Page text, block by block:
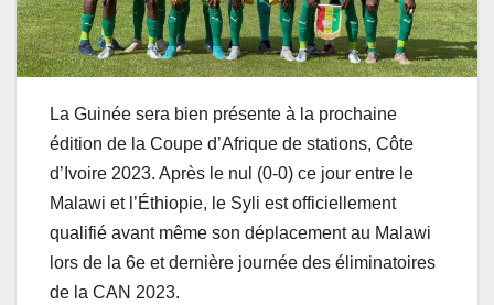
La Guinée sera bien présente à la prochaine
édition de la Coupe d’Afrique de stations, Côte
d’Ivoire 2023. Après le nul (0-0) ce jour entre le
Malawi et l’Éthiopie, le Syli est officiellement
qualifié avant même son déplacement au Malawi
lors de la 6e et dernière journée des éliminatoires
de la CAN 2023.